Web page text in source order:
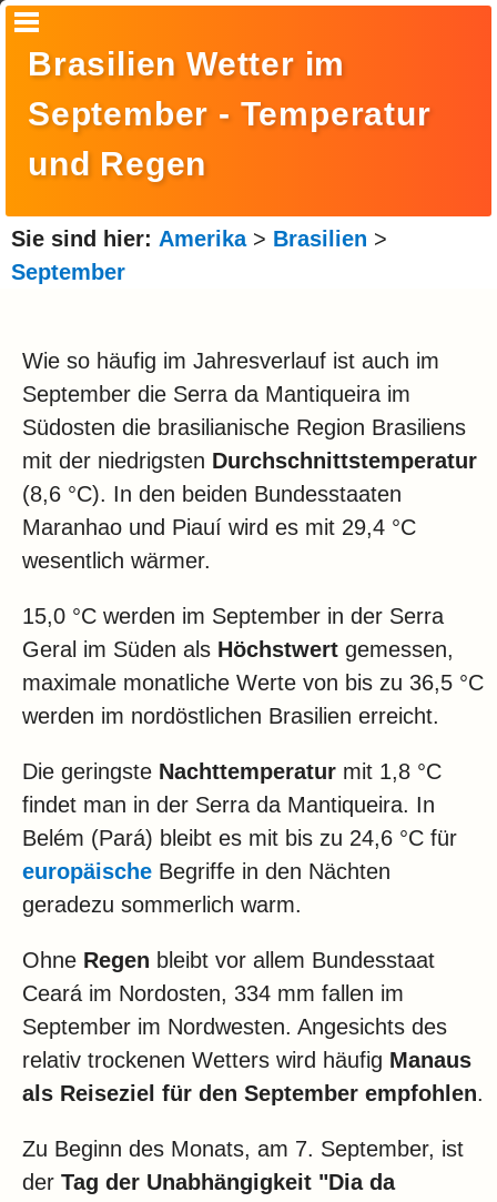
Europa
Amerika
Asien
Afrika
Arktis
Antarktis
Reisemonat
Klima
Brasilien Wetter im
September - Temperatur
und Regen
Sie sind hier: Amerika> Brasilien >
September
Wie so häufig im Jahresverlauf ist auch im
September die Serra da Mantiqueira im
Südosten die brasilianische Region Brasiliens
mit der niedrigsten Durchschnittstemperatur
(8,6 °C). In den beiden Bundesstaaten
Maranhao und Piauí wird es mit 29,4 °C
wesentlich wärmer.
15,0 °C werden im September in der Serra
Geral im Süden als Höchstwert gemessen,
maximale monatliche Werte von bis zu 36,5 °C
werden im nordöstlichen Brasilien erreicht.
Die geringste Nachttemperatur mit 1,8 °C
findet man in der Serra da Mantiqueira. In
Belém (Pará) bleibt es mit bis zu 24,6 °C für
europäische Begriffe in den Nächten
geradezu sommerlich warm.
Ohne Regen bleibt vor allem Bundesstaat
Ceará im Nordosten, 334 mm fallen im
September im Nordwesten. Angesichts des
relativ trockenen Wetters wird häufig Manaus
als Reiseziel für den September empfohlen.
Zu Beginn des Monats, am 7. September, ist
der Tag der Unabhängigkeit "Dia da